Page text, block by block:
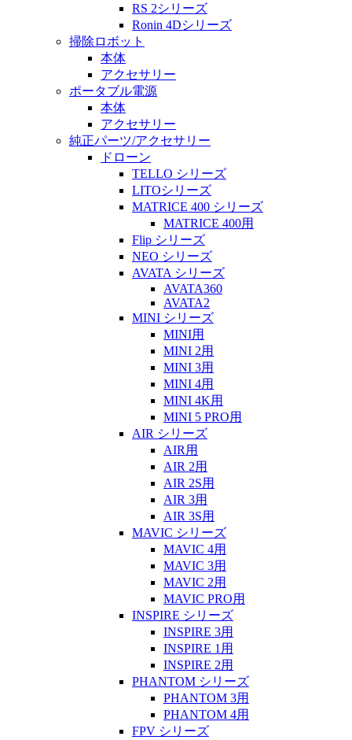
RS 2シリーズ
Ronin 4Dシリーズ
掃除ロボット
本体
アクセサリー
ポータブル電源
本体
アクセサリー
純正パーツ/アクセサリー
ドローン
TELLO シリーズ
LITOシリーズ
MATRICE 400 シリーズ
MATRICE 400用
Flip シリーズ
NEO シリーズ
AVATA シリーズ
AVATA360
AVATA2
MINI シリーズ
MINI用
MINI 2用
MINI 3用
MINI 4用
MINI 4K用
MINI 5 PRO用
AIR シリーズ
AIR用
AIR 2用
AIR 2S用
AIR 3用
AIR 3S用
MAVIC シリーズ
MAVIC 4用
MAVIC 3用
MAVIC 2用
MAVIC PRO用
INSPIRE シリーズ
INSPIRE 3用
INSPIRE 1用
INSPIRE 2用
PHANTOM シリーズ
PHANTOM 3用
PHANTOM 4用
FPV シリーズ